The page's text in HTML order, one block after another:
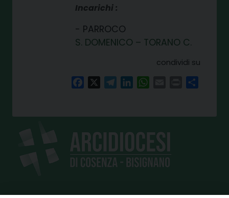
Incarichi
PARROCO
S. DOMENICO – TORANO C.
condividi su
FacebookTelegramLinkedInWhatsAppPrint